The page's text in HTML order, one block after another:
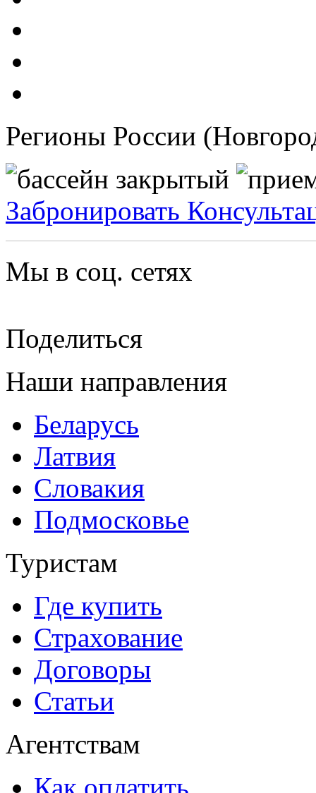
Регионы России
Забронировать
Мы в соц. сетях
Поделиться
Наши направления
Беларусь
Латвия
Словакия
Подмосковье
Туристам
Где купить
Страхование
Договоры
Статьи
Агентствам
Как оплатить